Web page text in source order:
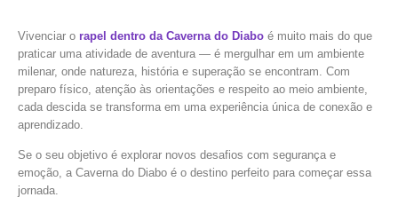
Vivenciar o rapel dentro da Caverna do Diabo é muito mais do que
praticar uma atividade de aventura — é mergulhar em um ambiente
milenar, onde natureza, história e superação se encontram. Com
preparo físico, atenção às orientações e respeito ao meio ambiente,
cada descida se transforma em uma experiência única de conexão e
aprendizado.
Se o seu objetivo é explorar novos desafios com segurança e
emoção, a Caverna do Diabo é o destino perfeito para começar essa
jornada.